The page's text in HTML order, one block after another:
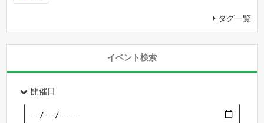
タグ一覧
イベント検索
開催日